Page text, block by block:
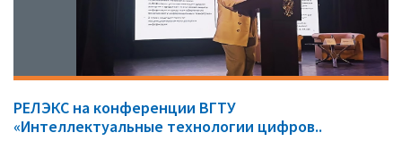
РЕЛЭКС на конференции ВГТУ
«Интеллектуальные технологии цифров..